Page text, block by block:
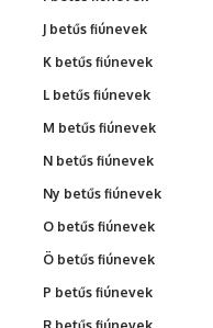
J betűs fiúnevek
K betűs fiúnevek
L betűs fiúnevek
M betűs fiúnevek
N betűs fiúnevek
Ny betűs fiúnevek
O betűs fiúnevek
Ö betűs fiúnevek
P betűs fiúnevek